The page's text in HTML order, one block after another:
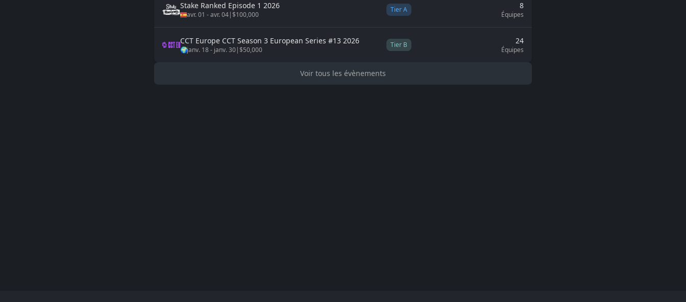
Stake Ranked Episode 1 2026
avr. 01 -avr. 04|$100,000
TierA 8
Équipes
CCT Europe CCT Season 3 European Series #13 2026
🌍janv. 18- janv. 30|$50,000
Tier B 24
Équipes
Voir tous les évènements